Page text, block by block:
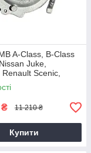
A-Class, B-Class
Juke,
Scenic,
K9K, 1.5 dCi,
₴ 11 210 ₴
Купити